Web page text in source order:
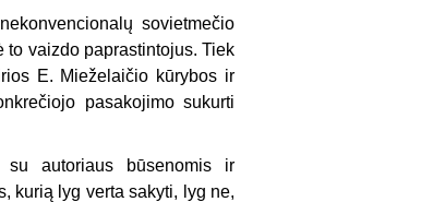
sovietmečio
vaizdo paprastintojus. Tiek
E. Mieželaičio kūrybos ir
pasakojimo sukurti
autoriaus būsenomis ir
kurią lyg verta sakyti, lyg ne,